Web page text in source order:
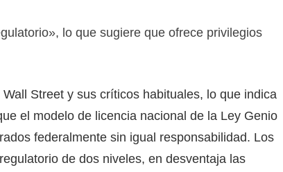
lo que sugiere que ofrece privilegios
Street y sus críticos habituales, lo que indica
el modelo de licencia nacional de la Ley Genio
federalmente sin igual responsabilidad. Los
de dos niveles, en desventaja las